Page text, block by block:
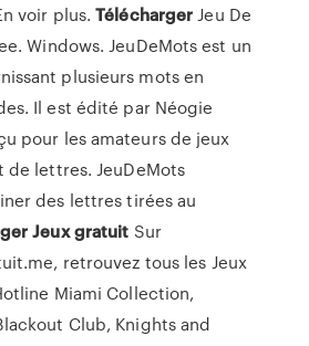
voir plus.TéléchargerJeu De
Windows. JeuDeMots est un
plusieurs mots en
Il est édité par Néogie
pour les amateurs de jeux
lettres. JeuDeMots
des lettres tirées au
Jeux gratuit Sur
retrouvez tous les Jeux
Miami Collection,
Club, Knights and